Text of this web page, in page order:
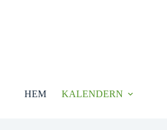
HEM KALENDERN